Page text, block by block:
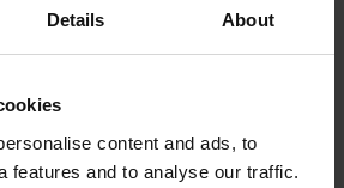
Details About
content and ads, to
features and to analyse our traffic.